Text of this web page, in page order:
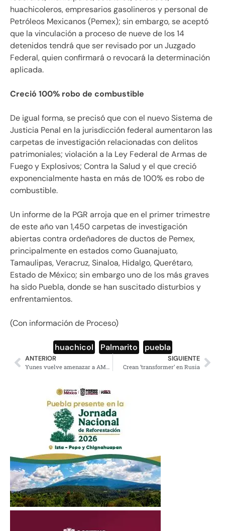
huachicoleros, empresarios gasolineros y personal de
Petróleos Mexicanos (Pemex); sin embargo, se aceptó
que la vinculación a proceso de nueve de los 14
detenidos tendrá que ser revisado por un Juzgado
Federal, quien confirmará o revocará la determinación
aplicada.
Creció 100% robo de combustible
De igual forma, se precisó que con el nuevo Sistema de
Justicia Penal en la jurisdicción federal aumentaron las
carpetas de investigación relacionadas con delitos
patrimoniales; violación a la Ley Federal de Armas de
Fuego y Explosivos; Contra la Salud y el que creció
exponencialmente hasta en más de 100% es robo de
combustible.
Un informe de la PGR arroja que en el primer trimestre
de este año van 1,450 carpetas de investigación
abiertas contra ordeñadores de ductos de Pemex,
principalmente en estados como Guanajuato,
Tamaulipas, Veracruz, Sinaloa, Hidalgo, Querétaro,
Estado de México; sin embargo uno de los más graves
ha sido Puebla, donde se han suscitado disturbios y
enfrentamientos.
(Con información de Proceso)
huachicol Palmarito puebla
ANTERIOR
Yunes vuelve amenazar a AMLO, ahora con ventilar supuestas propiedades
SIGUIENTE
Crean ‘transformer’ en Rusia